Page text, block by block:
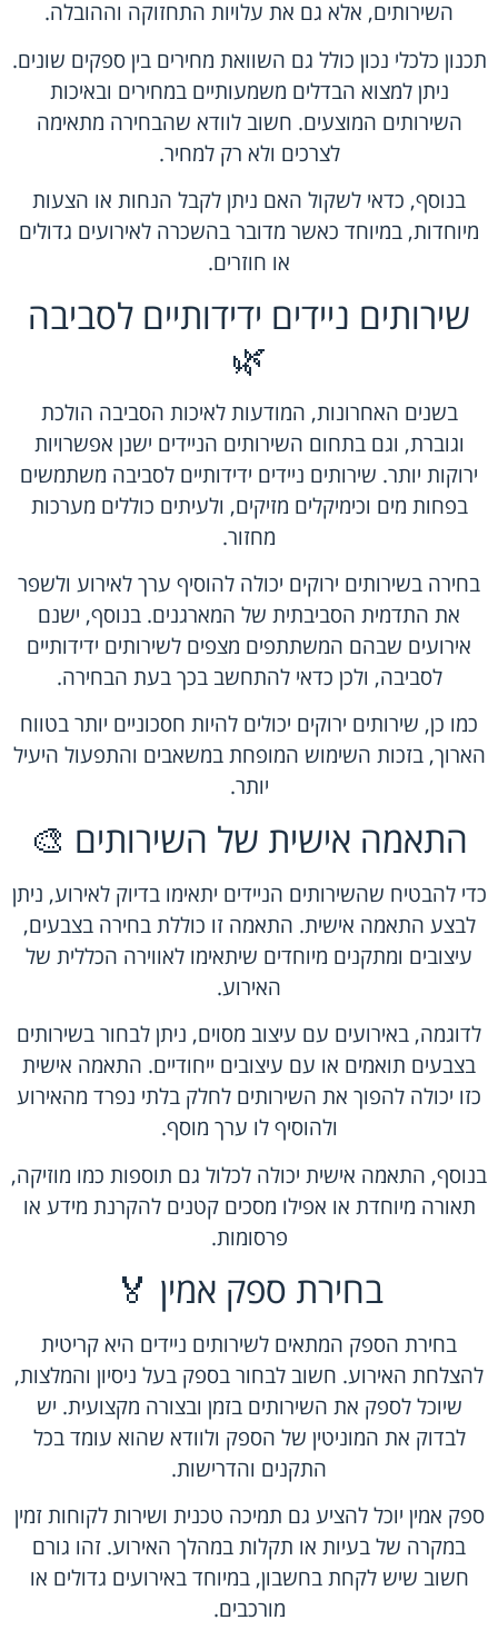
השירותים, אלא גם את עלויות התחזוקה וההובלה.
תכנון כלכלי נכון כולל גם השוואת מחירים בין ספקים שונים.
ניתן למצוא הבדלים משמעותיים במחירים ובאיכות
השירותים המוצעים. חשוב לוודא שהבחירה מתאימה
לצרכים ולא רק למחיר.
בנוסף, כדאי לשקול האם ניתן לקבל הנחות או הצעות
מיוחדות, במיוחד כאשר מדובר בהשכרה לאירועים גדולים
או חוזרים.
שירותים ניידים ידידותיים לסביבה
🌿
בשנים האחרונות, המודעות לאיכות הסביבה הולכת
וגוברת, וגם בתחום השירותים הניידים ישנן אפשרויות
ירוקות יותר. שירותים ניידים ידידותיים לסביבה משתמשים
בפחות מים וכימיקלים מזיקים, ולעיתים כוללים מערכות
מחזור.
בחירה בשירותים ירוקים יכולה להוסיף ערך לאירוע ולשפר
את התדמית הסביבתית של המארגנים. בנוסף, ישנם
אירועים שבהם המשתתפים מצפים לשירותים ידידותיים
לסביבה, ולכן כדאי להתחשב בכך בעת הבחירה.
כמו כן, שירותים ירוקים יכולים להיות חסכוניים יותר בטווח
הארוך, בזכות השימוש המופחת במשאבים והתפעול היעיל
יותר.
התאמה אישית של השירותים 🎨
כדי להבטיח שהשירותים הניידים יתאימו בדיוק לאירוע, ניתן
לבצע התאמה אישית. התאמה זו כוללת בחירה בצבעים,
עיצובים ומתקנים מיוחדים שיתאימו לאווירה הכללית של
האירוע.
לדוגמה, באירועים עם עיצוב מסוים, ניתן לבחור בשירותים
בצבעים תואמים או עם עיצובים ייחודיים. התאמה אישית
כזו יכולה להפוך את השירותים לחלק בלתי נפרד מהאירוע
ולהוסיף לו ערך מוסף.
בנוסף, התאמה אישית יכולה לכלול גם תוספות כמו מוזיקה,
תאורה מיוחדת או אפילו מסכים קטנים להקרנת מידע או
פרסומות.
בחירת ספק אמין 🏅
בחירת הספק המתאים לשירותים ניידים היא קריטית
להצלחת האירוע. חשוב לבחור בספק בעל ניסיון והמלצות,
שיוכל לספק את השירותים בזמן ובצורה מקצועית. יש
לבדוק את המוניטין של הספק ולוודא שהוא עומד בכל
התקנים והדרישות.
ספק אמין יוכל להציע גם תמיכה טכנית ושירות לקוחות זמין
במקרה של בעיות או תקלות במהלך האירוע. זהו גורם
חשוב שיש לקחת בחשבון, במיוחד באירועים גדולים או
מורכבים.